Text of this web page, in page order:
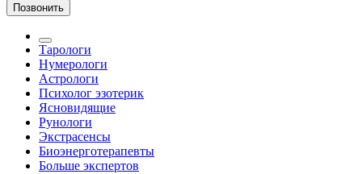
Позвонить
Тарологи
Нумерологи
Астрологи
Психолог эзотерик
Ясновидящие
Рунологи
Экстрасенсы
Биоэнерготерапевты
Больше экспертов